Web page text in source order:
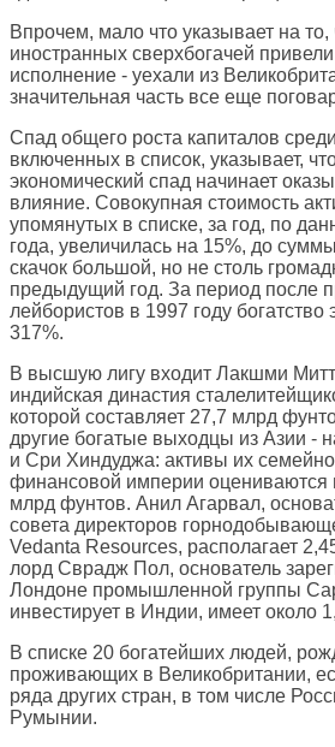
Впрочем, мало что указывает на то,
иностранных сверхбогачей
исполнение - уехали из
значительная часть все еще
Спад общего роста капиталов
включенных в список, указывает,
экономический спад начинает
влияние. Совокупная стоимость
упомянутых в списке, за год, по
года, увеличилась на 15%, до
скачок большой, но не столь
предыдущий год. За период после
лейбористов в 1997 году богатство
317%.
В высшую лигу входит Лакшми
индийская династия
которой составляет 27,7 млрд
другие богатые выходцы из Азии -
и Сри Хиндуджа: активы их
финансовой империи оцениваются
млрд фунтов. Анил Агарвал,
совета директоров
Vedanta Resources, располагает
лорд Сврадж Пол, основатель
Лондоне промышленной группы
инвестирует в Индии, имеет около
В списке 20 богатейших людей,
проживающих в Великобритании,
ряда других стран, в том числе
Румынии.